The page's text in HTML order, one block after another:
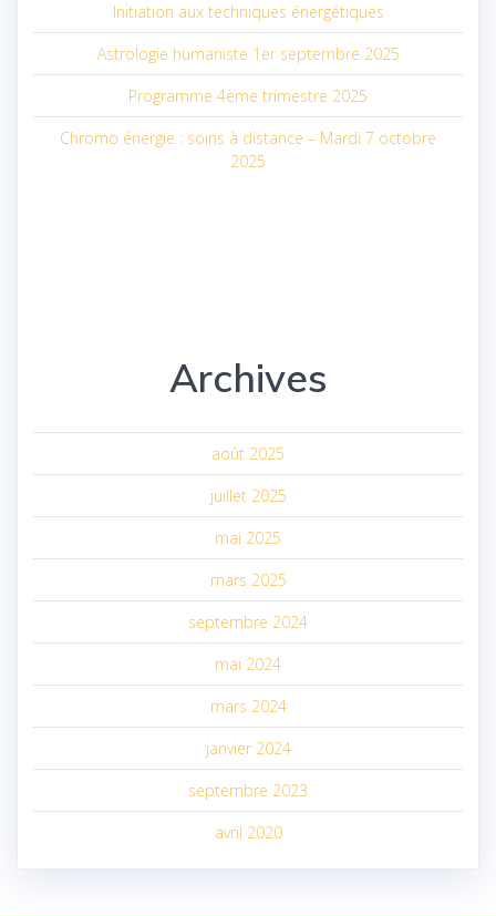
Initiation aux techniques énergétiques
Astrologie humaniste 1er septembre 2025
Programme 4ème trimestre 2025
Chromo énergie : soins à distance – Mardi 7 octobre
2025
Archives
août 2025
juillet 2025
mai 2025
mars 2025
septembre 2024
mai 2024
mars 2024
janvier 2024
septembre 2023
avril 2020